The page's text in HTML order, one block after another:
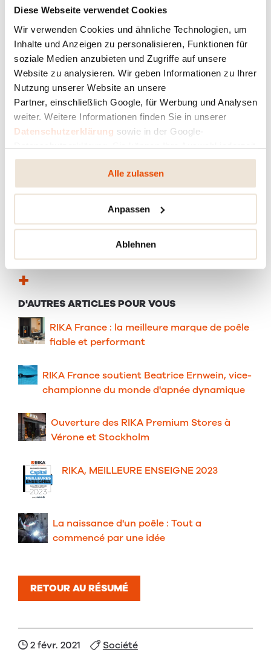
Diese Webseite verwendet Cookies
Wir verwenden Cookies und ähnliche Technologien, um
Inhalte und Anzeigen zu personalisieren, Funktionen für
soziale Medien anzubieten und Zugriffe auf unsere
Website zu analysieren. Wir geben Informationen zu Ihrer
Nutzung unserer Website an unsere
Partner, einschließlich Google, für Werbung und Analysen
weiter. Weitere Informationen finden Sie in unserer
Datenschutzerklärung sowie in der Google-
Datenschutzerklärung. Sie können Ihre Auswahl jederzeit
ändern oder widerrufen.
Alle zulassen
Anpassen
Ablehnen
Dans la cabine de séchage, l’humidité est éliminée des
pierres à haute température.
Lors de l'habillage des poêles RIKA avec de la pierre
adaptés les uns aux autres. La couleur et le grain sont en
parfaite harmonie.
+
D'AUTRES ARTICLES POUR VOUS
RIKA France : la meilleure marque de poêle
fiable et performant
RIKA France soutient Beatrice Ernwein, vice-
championne du monde d'apnée dynamique
Ouverture des RIKA Premium Stores à
Vérone et Stockholm
RIKA, MEILLEURE ENSEIGNE 2023
La naissance d'un poêle : Tout a
commencé par une idée
RETOUR AU RÉSUMÉ
2 févr. 2021 Société